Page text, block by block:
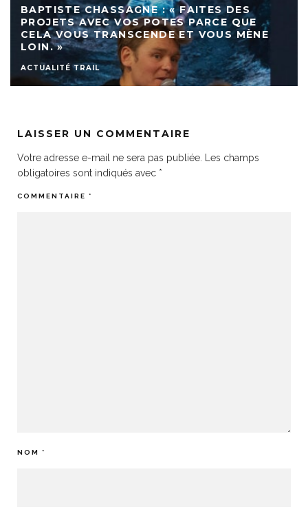
BAPTISTE CHASSAGNE : « FAITES DES
PROJETS AVEC VOS POTES PARCE QUE
CELA VOUS TRANSCENDE ET VOUS MÈNE
LOIN. »
ACTUALITÉ TRAIL
LAISSER UN COMMENTAIRE
Votre adresse e-mail ne sera pas publiée.
Les champs
obligatoires sont indiqués avec *
COMMENTAIRE *
NOM *